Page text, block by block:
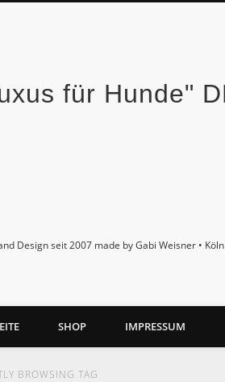
Design seit 2007 made by Gabi Weisner • Köln
SHOP IMPRESSUM
BROWSING TAG